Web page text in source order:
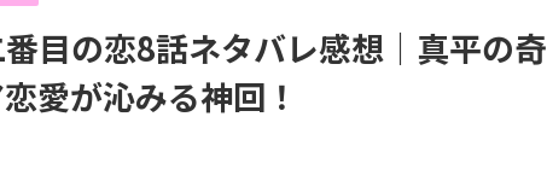
目の恋8話ネタバレ感想｜真平の奇
愛が沁みる神回！